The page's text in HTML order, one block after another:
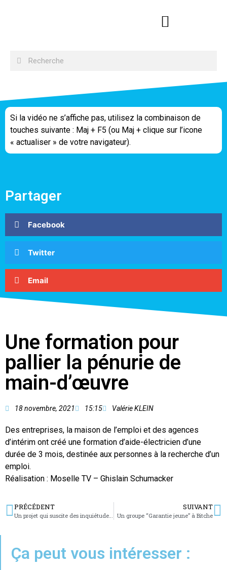
Si la vidéo ne s’affiche pas, utilisez la combinaison de
touches suivante : Maj + F5 (ou Maj + clique sur l’icone
« actualiser » de votre navigateur).
Partager
Facebook
Twitter
Email
Une formation pour
pallier la pénurie de
main-d’œuvre
18 novembre, 2021 15:15 Valérie KLEIN
Des entreprises, la maison de l’emploi et des agences
d’intérim ont créé une formation d’aide-électricien d’une
durée de 3 mois, destinée aux personnes à la recherche d’un
emploi.
Réalisation : Moselle TV – Ghislain Schumacker
PRÉCÉDENT
Un projet qui suscite des inquiétudes à Grosbliederstroff
SUIVANT
Un groupe “Garantie jeune” à Bitche
Ça peut vous intéresser :